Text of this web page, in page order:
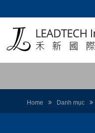
Home Danh mục